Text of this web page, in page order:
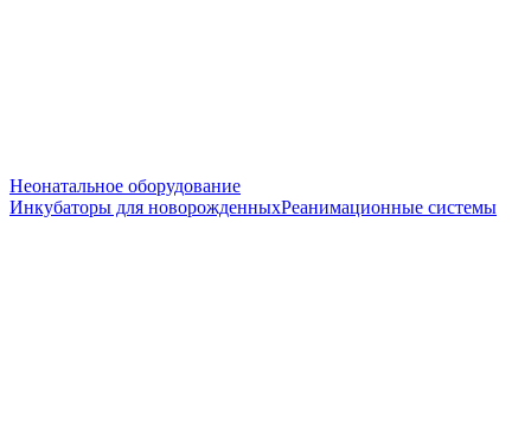
Неонатальное оборудование
Инкубаторы для новорожденныхРеанимационные системы